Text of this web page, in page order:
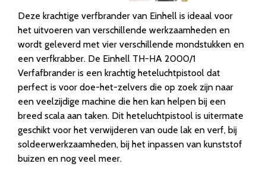
Deze krachtige verfbrander van Einhell is ideaal voor
het uitvoeren van verschillende werkzaamheden en
wordt geleverd met vier verschillende mondstukken en
een verfkrabber. De Einhell TH-HA 2000/1
Verfafbrander is een krachtig heteluchtpistool dat
perfect is voor doe-het-zelvers die op zoek zijn naar
een veelzijdige machine die hen kan helpen bij een
breed scala aan taken. Dit heteluchtpistool is uitermate
geschikt voor het verwijderen van oude lak en verf, bij
soldeerwerkzaamheden, bij het inpassen van kunststof
buizen en nog veel meer.